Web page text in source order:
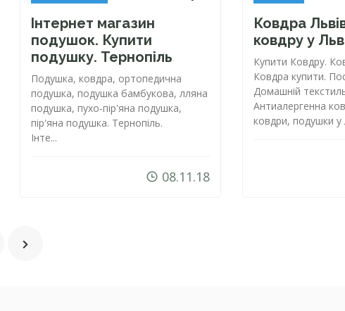
Інтернет магазин
подушок. Купити
подушку. Тернопіль
Подушка, ковдра, ортопедична
подушка, подушка бамбукова, лляна
подушка, пухо-пір'яна подушка,
пір'яна подушка. Тернопіль.
Інте...
08.11.18
Ковдра
ковдру у
Купити Ковдру.
Ковдра купити.
Домашній
Антиалергенна
ковдри, подушки у